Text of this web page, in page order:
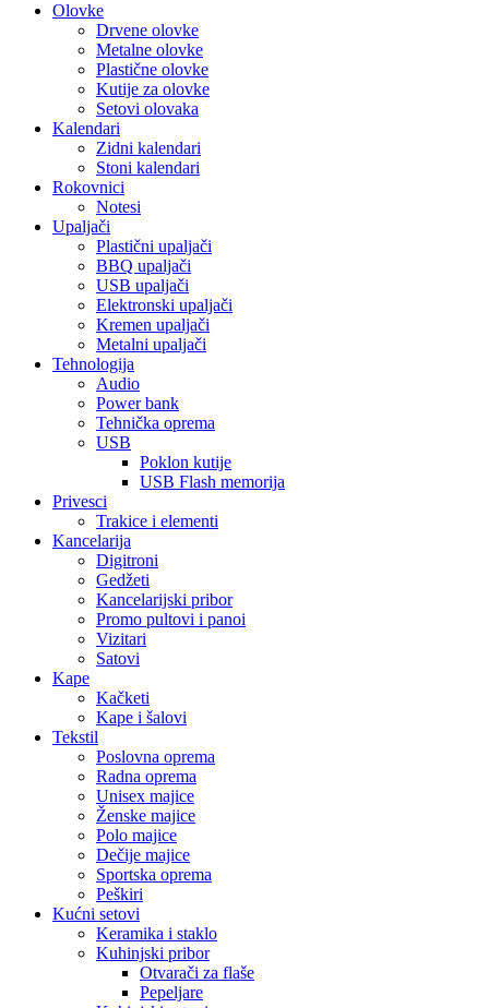
Olovke
Drvene olovke
Metalne olovke
Plastične olovke
Kutije za olovke
Setovi olovaka
Kalendari
Zidni kalendari
Stoni kalendari
Rokovnici
Notesi
Upaljači
Plastični upaljači
BBQ upaljači
USB upaljači
Elektronski upaljači
Kremen upaljači
Metalni upaljači
Tehnologija
Audio
Power bank
Tehnička oprema
USB
Poklon kutije
USB Flash memorija
Privesci
Trakice i elementi
Kancelarija
Digitroni
Gedžeti
Kancelarijski pribor
Promo pultovi i panoi
Vizitari
Satovi
Kape
Kačketi
Kape i šalovi
Tekstil
Poslovna oprema
Radna oprema
Unisex majice
Ženske majice
Polo majice
Dečije majice
Sportska oprema
Peškiri
Kućni setovi
Keramika i staklo
Kuhinjski pribor
Otvarači za flaše
Pepeljare